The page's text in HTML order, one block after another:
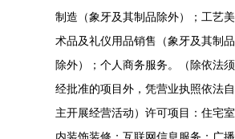
制造（象牙及其制品除外）；工艺美
术品及礼仪用品销售（象牙及其制品
除外）；个人商务服务。（除依法须
经批准的项目外，凭营业执照依法自
主开展经营活动）许可项目：住宅室